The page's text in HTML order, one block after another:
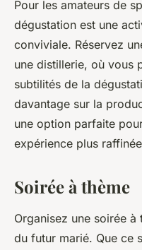
Pour les amateurs de
dégustation est une
conviviale. Réservez
une distillerie, où vous
subtilités de la
davantage sur la
une option parfaite
expérience plus
Soirée à thème
Organisez une soirée à
du futur marié. Que ce